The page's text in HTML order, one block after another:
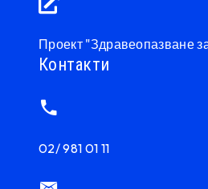
Проект "Здравеопазване
Контакти
02/ 981 01 11